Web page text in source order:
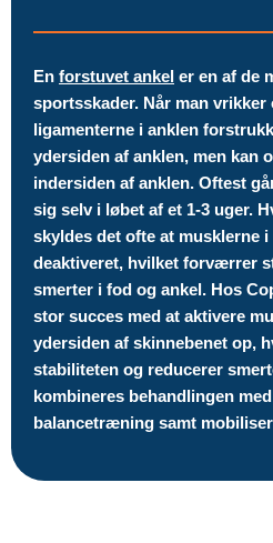
En forstuvet ankel er en af de
sportsskader. Når man vrikker
ligamenterne i anklen
ydersiden af anklen, men kan
indersiden af anklen. Oftest
sig selv i løbet af et 1-3 uger.
skyldes det ofte at musklerne
deaktiveret, hvilket forværrer
smerter i fod og ankel. Hos
stor succes med at aktivere
ydersiden af skinnebenet op,
stabiliteten og reducerer
kombineres behandlingen
balancetræning samt